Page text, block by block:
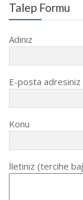
Talep Formu
Adınız
E-posta adresiniz
Konu
İletiniz (tercihe